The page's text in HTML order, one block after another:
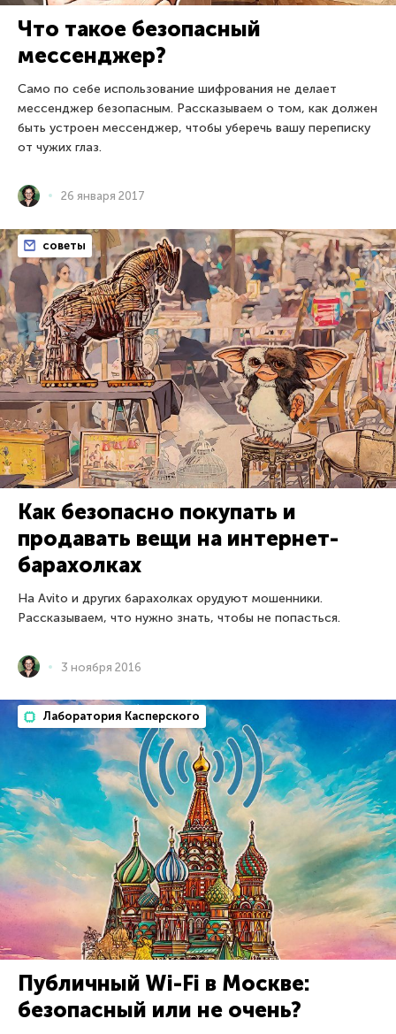
Что такое безопасный
мессенджер?
Само по себе использование шифрования не делает
мессенджер безопасным. Рассказываем о том, как должен
быть устроен мессенджер, чтобы уберечь вашу переписку
от чужих глаз.
26 января 2017
советы
Как безопасно покупать и
продавать вещи на интернет-
барахолках
На Avito и других барахолках орудуют мошенники.
Рассказываем, что нужно знать, чтобы не попасться.
3 ноября 2016
Лаборатория Касперского
Публичный Wi-Fi в Москве:
безопасный или не очень?